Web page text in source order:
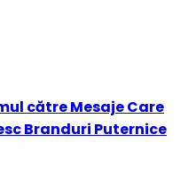
către Mesaje Care
Branduri Puternice